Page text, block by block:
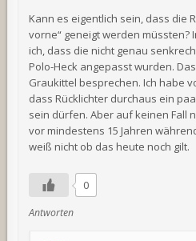
Kann es eigentlich sein, dass die
vorne“ geneigt werden müssten?
ich, dass die nicht genau
Polo-Heck angepasst wurden.
Graukittel besprechen. Ich habe
dass Rücklichter durchaus ein
sein dürfen. Aber auf keinen Fall
vor mindestens 15 Jahren
weiß nicht ob das heute noch gilt.
0
Antworten